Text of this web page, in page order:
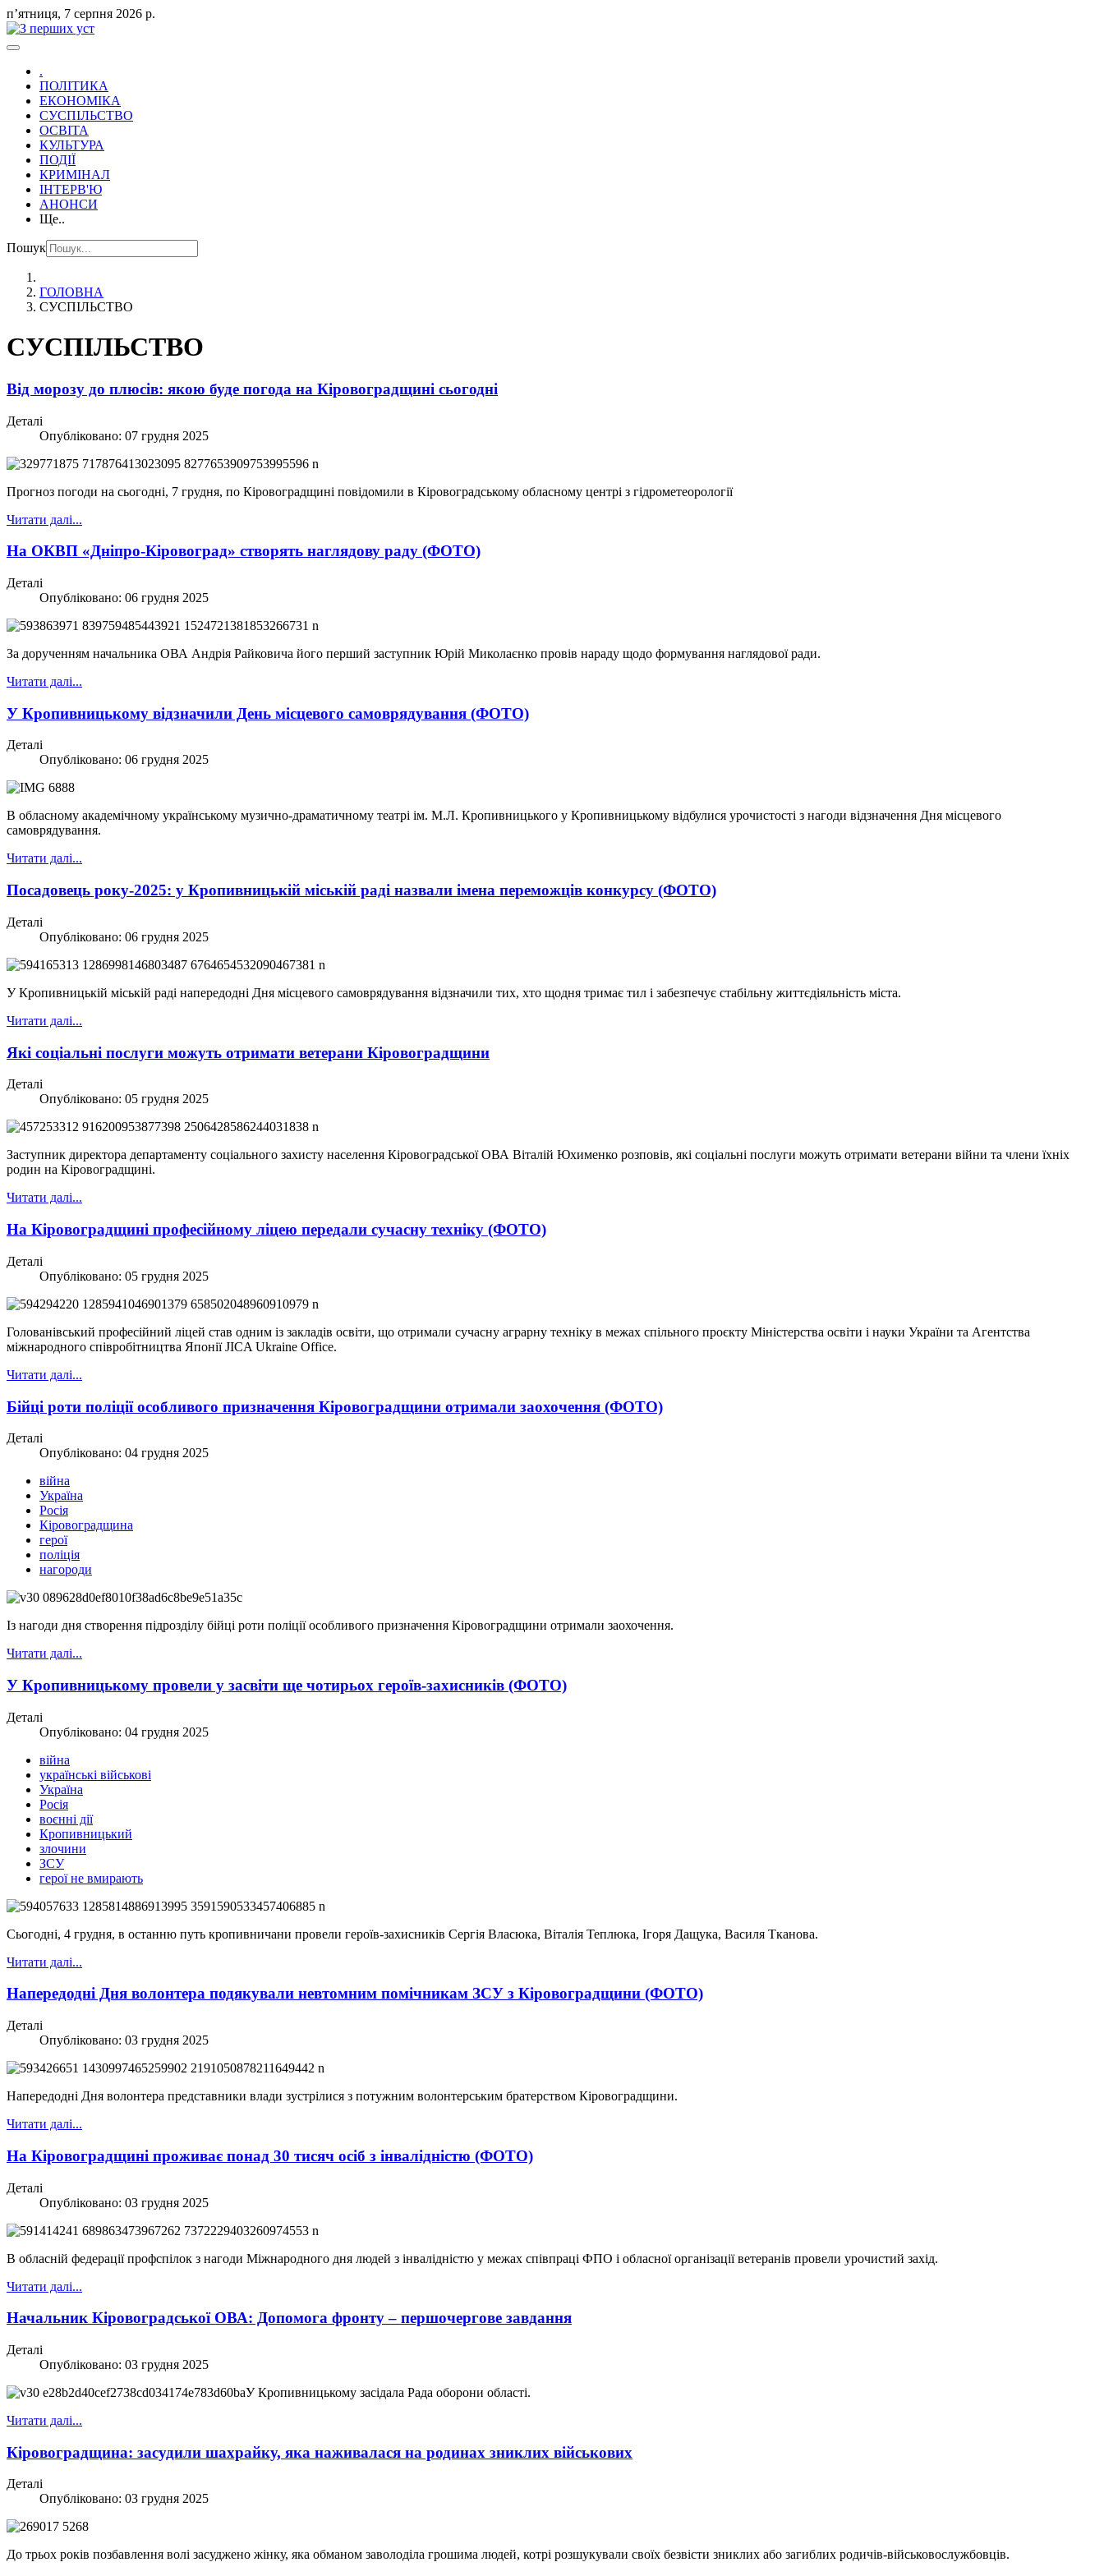
пʼятниця, 7 серпня 2026 р.
.
ПОЛІТИКА
ЕКОНОМІКА
СУСПІЛЬСТВО
ОСВІТА
КУЛЬТУРА
ПОДІЇ
КРИМІНАЛ
ІНТЕРВ'Ю
АНОНСИ
Ще..
Пошук
ГОЛОВНА
СУСПІЛЬСТВО
СУСПІЛЬСТВО
Від морозу до плюсів: якою буде погода на Кіровоградщині сьогодні
Деталі
Опубліковано: 07 грудня 2025
Прогноз погоди на сьогодні, 7 грудня, по Кіровоградщині повідомили в Кіровоградському обласному центрі з гідрометеорології
Читати далі...
На ОКВП «Дніпро-Кіровоград» створять наглядову раду (ФОТО)
Деталі
Опубліковано: 06 грудня 2025
За дорученням начальника ОВА Андрія Райковича його перший заступник Юрій Миколаєнко провів нараду щодо формування наглядової ради.
Читати далі...
У Кропивницькому відзначили День місцевого самоврядування (ФОТО)
Деталі
Опубліковано: 06 грудня 2025
В обласному академічному українському музично-драматичному театрі ім. М.Л. Кропивницького у Кропивницькому відбулися урочистості з нагоди відзначення Дня місцевого
самоврядування.
Читати далі...
Посадовець року-2025: у Кропивницькій міській раді назвали імена переможців конкурсу (ФОТО)
Деталі
Опубліковано: 06 грудня 2025
У Кропивницькій міській раді напередодні Дня місцевого самоврядування відзначили тих, хто щодня тримає тил і забезпечує стабільну життєдіяльність міста.
Читати далі...
Які соціальні послуги можуть отримати ветерани Кіровоградщини
Деталі
Опубліковано: 05 грудня 2025
Заступник директора департаменту соціального захисту населення Кіровоградської ОВА Віталій Юхименко розповів, які соціальні послуги можуть отримати ветерани війни та члени їхніх
родин на Кіровоградщині.
Читати далі...
На Кіровоградщині професійному ліцею передали сучасну техніку (ФОТО)
Деталі
Опубліковано: 05 грудня 2025
Голованівський професійний ліцей став одним із закладів освіти, що отримали сучасну аграрну техніку в межах спільного проєкту Міністерства освіти і науки України та Агентства
міжнародного співробітництва Японії JICA Ukraine Office.
Читати далі...
Бійці роти поліції особливого призначення Кіровоградщини отримали заохочення (ФОТО)
Деталі
Опубліковано: 04 грудня 2025
війна
Україна
Росія
Кіровоградщина
герої
поліція
нагороди
Із нагоди дня створення підрозділу бійці роти поліції особливого призначення Кіровоградщини отримали заохочення.
Читати далі...
У Кропивницькому провели у засвіти ще чотирьох героїв-захисників (ФОТО)
Деталі
Опубліковано: 04 грудня 2025
війна
українські військові
Україна
Росія
воєнні дії
Кропивницький
злочини
ЗСУ
герої не вмирають
Сьогодні, 4 грудня, в останню путь кропивничани провели героїв-захисників Сергія Власюка, Віталія Теплюка, Ігоря Дащука, Василя Тканова.
Читати далі...
Напередодні Дня волонтера подякували невтомним помічникам ЗСУ з Кіровоградщини (ФОТО)
Деталі
Опубліковано: 03 грудня 2025
Напередодні Дня волонтера представники влади зустрілися з потужним волонтерським братерством Кіровоградщини.
Читати далі...
На Кіровоградщині проживає понад 30 тисяч осіб з інвалідністю (ФОТО)
Деталі
Опубліковано: 03 грудня 2025
В обласній федерації профспілок з нагоди Міжнародного дня людей з інвалідністю у межах співпраці ФПО і обласної організації ветеранів провели урочистий захід.
Читати далі...
Начальник Кіровоградської ОВА: Допомога фронту – першочергове завдання
Деталі
Опубліковано: 03 грудня 2025
УКропивницькому засідала Рада оборони області.
Читати далі...
Кіровоградщина: засудили шахрайку, яка наживалася на родинах зниклих військових
Деталі
Опубліковано: 03 грудня 2025
До трьох років позбавлення волі засуджено жінку, яка обманом заволоділа грошима людей, котрі розшукували своїх безвісти зниклих або загиблих родичів-військовослужбовців.